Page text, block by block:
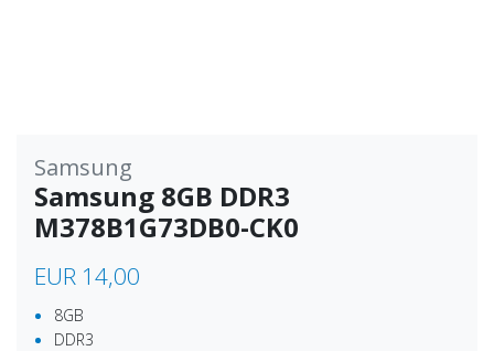
Samsung
Samsung 8GB DDR3
M378B1G73DB0-CK0
EUR 14,00
8GB
DDR3